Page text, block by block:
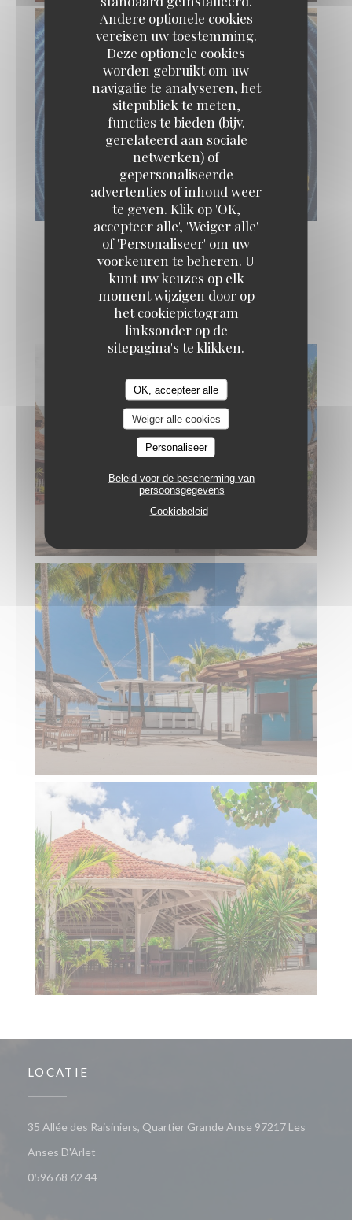
Andere optionele cookies
vereisen uw toestemming.
Deze optionele cookies
worden gebruikt om uw
navigatie te analyseren, het
sitepubliek te meten,
functies te bieden (bijv.
gerelateerd aan sociale
netwerken) of
gepersonaliseerde
advertenties of inhoud weer
te geven. Klik op 'OK,
accepteer alle', 'Weiger alle'
of 'Personaliseer' om uw
voorkeuren te beheren. U
kunt uw keuzes op elk
moment wijzigen door op
het cookiepictogram
linksonder op de
sitepagina's te klikken.
OK, accepteer alle
Weiger alle cookies
Personaliseer
Beleid voor de bescherming van
persoonsgegevens
Cookiebeleid
Le lieu
LOCATIE
35 Allée des Raisiniers, Quartier Grande Anse 97217 Les
Anses D'Arlet
0596 68 62 44